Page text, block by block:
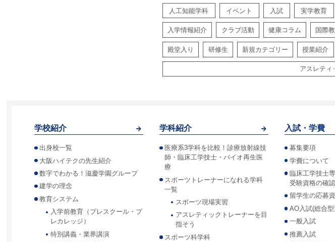
人工知能学科 イベント 入試 実学教育
入学情報紹介 クラブ活動 健康コラム 国際
殿堂入り 研修生 新規カテゴリー 授業紹介
アスレティ
学校紹介
出身校一覧
大阪ハイテクの先生紹介
数字でわかる！滋慶学園グループ
建学の理念
教育システム
入学前教育（プレスクール・プ
レカレッジ）
特別講義・業界講演
学科紹介
医療系3学科を比較！診療放射線技
師・臨床工学技士・バイオ再生医
療
スポーツトレーナーになれる学科
一覧
スポーツ現場実習
アスレティックトレーナーを目
指そう
スポーツ科学科
入試・学費
募集要項
学費について
臨床工学技士
受験資格の確
留学生の応募
AO入試(総合
一般入試
推薦入試